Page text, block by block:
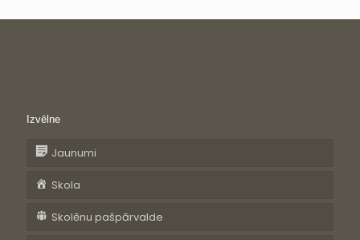
Izvēlne
Jaunumi
Skola
Skolēnu pašpārvalde